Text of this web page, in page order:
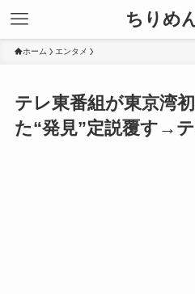
ちりめ
ホーム エンタメ
テレ東番組が東京湾
た“発見”定説覆す→